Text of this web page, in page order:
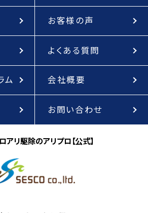
お客様の声
よくある質問
ム 会社概要
お問い合わせ
アリ駆除のアリプロ【公式】